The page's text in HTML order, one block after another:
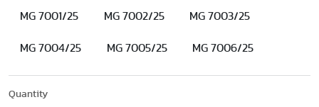
MG 7001/25 MG 7002/25 MG 7003/25
MG 7004/25 MG 7005/25 MG 7006/25
Quantity